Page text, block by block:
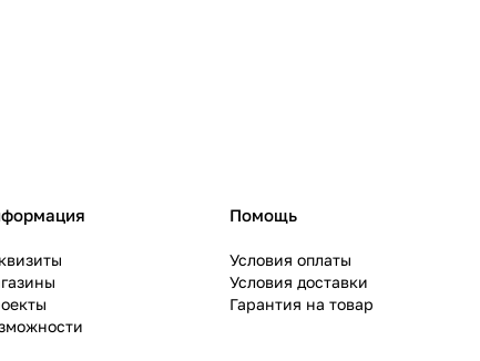
Помощь
Условия оплаты
Условия доставки
Гарантия на товар